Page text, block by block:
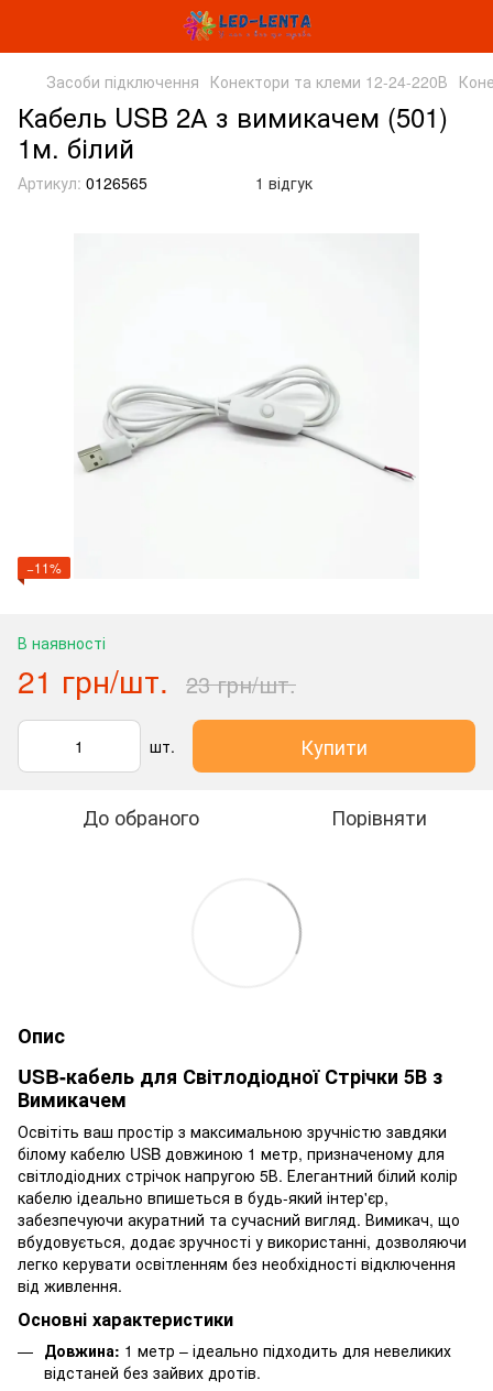
Засоби підключення Конектори та клеми 12-24-220В
Кабель USB 2А з вимикачем (501)
1м. білий
Артикул: 0126565 1 відгук
−11%
В наявності
21 грн/шт. 23 грн/шт.
шт. Купити
До обраного Порівняти
Опис
USB-кабель для Світлодіодної Стрічки 5В з
Вимикачем
Освітіть ваш простір з максимальною зручністю завдяки
білому кабелю USB довжиною 1 метр, призначеному для
світлодіодних стрічок напругою 5В. Елегантний білий колір
кабелю ідеально впишеться в будь-який інтер'єр,
забезпечуючи акуратний та сучасний вигляд. Вимикач, що
вбудовується, додає зручності у використанні, дозволяючи
легко керувати освітленням без необхідності відключення
від живлення.
Основні характеристики
Довжина: 1 метр – ідеально підходить для невеликих
відстаней без зайвих дротів.